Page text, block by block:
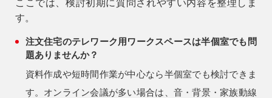
ここでは、検討初期に質問されやすい内容を整理しま
す。
注文住宅のテレワーク用ワークスペースは半個室でも問
題ありませんか？
資料作成や短時間作業が中心なら半個室でも検討できま
す。オンライン会議が多い場合は、音・背景・家族動線